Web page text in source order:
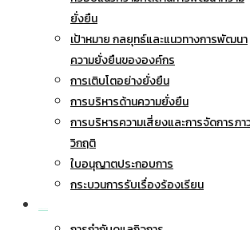
ยั่งยืน
เป้าหมาย กลยุทธ์และแนวทางการพัฒนา
ความยั่งยืนขององค์กร
การเติบโตอย่างยั่งยืน
การบริหารด้านความยั่งยืน
การบริหารความเสี่ยงและการจัดการภา
วิกฤติ
ใบอนุญาตประกอบการ
กระบวนการรับเรื่องร้องเรียน